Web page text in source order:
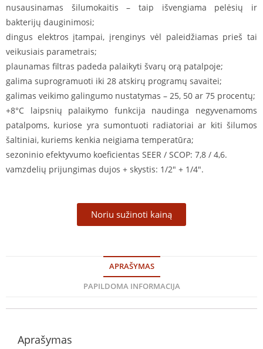
nusausinamas šilumokaitis – taip išvengiama pelėsių ir
bakterijų dauginimosi;
dingus elektros įtampai, įrenginys vėl paleidžiamas prieš tai
veikusiais parametrais;
plaunamas filtras padeda palaikyti švarų orą patalpoje;
galima suprogramuoti iki 28 atskirų programų savaitei;
galimas veikimo galingumo nustatymas – 25, 50 ar 75 procentų;
+8°C laipsnių palaikymo funkcija naudinga negyvenamoms
patalpoms, kuriose yra sumontuoti radiatoriai ar kiti šilumos
šaltiniai, kuriems kenkia neigiama temperatūra;
sezoninio efektyvumo koeficientas SEER / SCOP: 7,8 / 4,6.
vamzdelių prijungimas dujos + skystis: 1/2″ + 1/4″.
Noriu sužinoti kainą
APRAŠYMAS
PAPILDOMA INFORMACIJA
Aprašymas